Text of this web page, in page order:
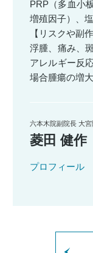
PRP（多血小
増殖因子）、
【リスクや副作
浮腫、痛み、
アレルギー反
場合腫瘍の増大
六本木院副院長 大
菱田 健作
プロフィール